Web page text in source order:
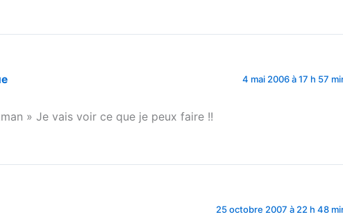
4 mai 2006 à 17 h 57
» Je vais voir ce que je peux faire !!
25 octobre 2007 à 22 h 48